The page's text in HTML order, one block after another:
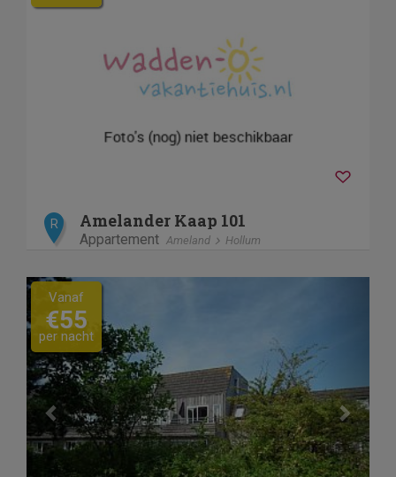
R Amelander Kaap 101
Appartement Ameland Hollum
Previous
Vanaf
€55
per nacht